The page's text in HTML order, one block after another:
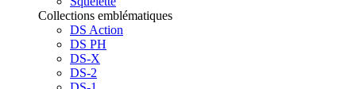
Collections emblématiques
DS Action
DS PH
DS-X
DS-2